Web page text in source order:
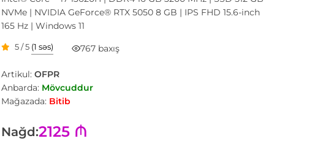
NVMe | NVIDIA GeForce® RTX 5050 8 GB | IPS FHD 15.6-inch
165 Hz | Windows 11
5 / 5 (1 səs) 767 baxış
Artikul: OFPR
Anbarda: Mövcuddur
Mağazada: Bitib
Nağd:2125 ₼